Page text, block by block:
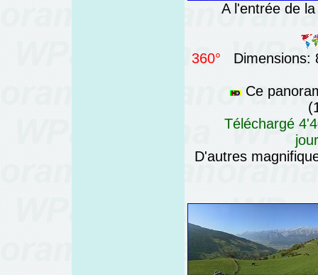
A l'entrée de
360° Dimensions:
Ce
Téléchargé
D'autres